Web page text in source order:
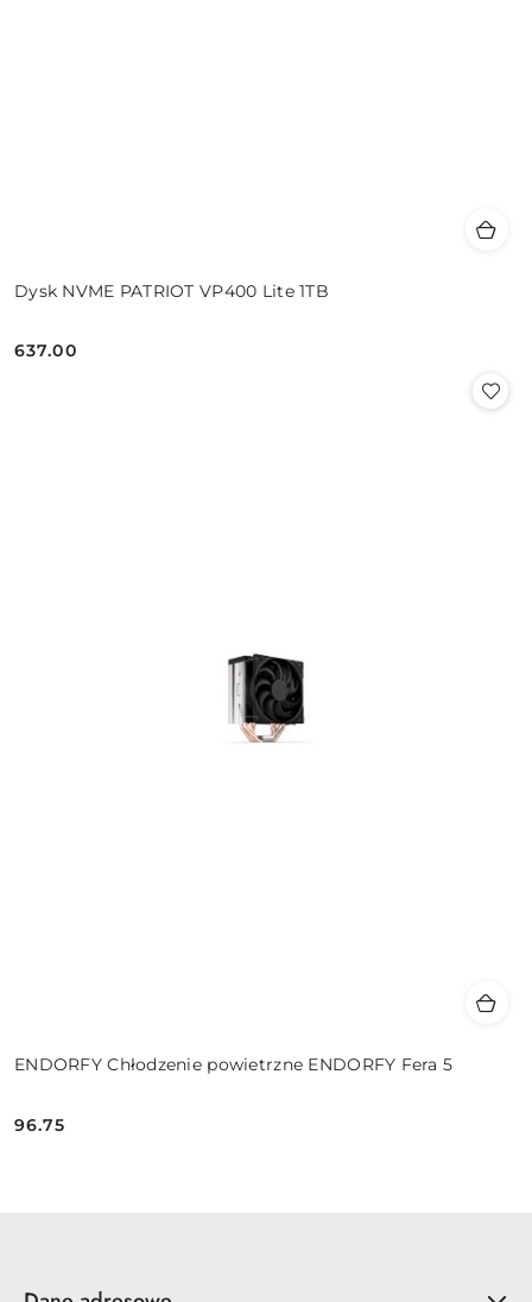
Dysk NVME PATRIOT VP400 Lite 1TB
Cena:
637.00
ENDORFY Chłodzenie powietrzne ENDORFY Fera 5
Cena:
96.75